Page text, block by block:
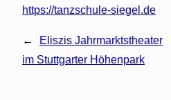
https://tanzschule-siegel.de
←
Eliszis Jahrmarktstheater
im Stuttgarter Höhenpark